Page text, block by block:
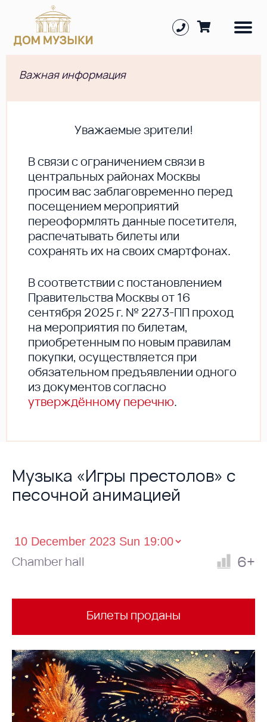
Важная информация
Уважаемые зрители!
В cвязи с ограничением связи в
центральных районах Москвы
просим вас заблаговременно перед
посещением мероприятий
переоформлять данные посетителя,
распечатывать билеты или
сохранять их на своих смартфонах.
В соответствии с постановлением
Правительства Москвы от 16
сентября 2025 г. № 2273-ПП проход
на мероприятия по билетам,
приобретенным по новым правилам
покупки, осуществляется при
обязательном предъявлении одного
из документов согласно
утверждённому перечню.
Музыка «Игры престолов» c
песочной анимацией
Chamber hall 6+
Билеты проданы